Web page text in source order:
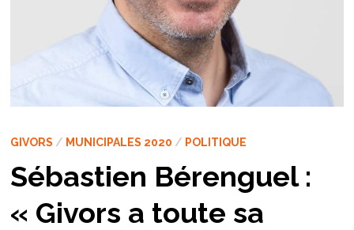
GIVORS / MUNICIPALES 2020 / POLITIQUE
Sébastien Bérenguel :
« Givors a toute sa